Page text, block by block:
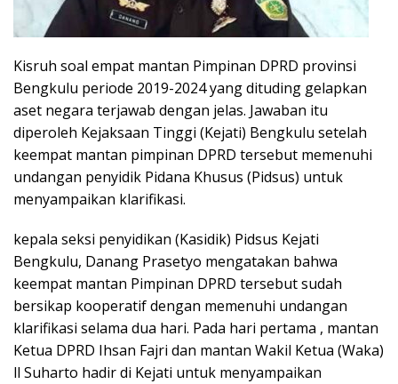
Kisruh soal empat mantan Pimpinan DPRD provinsi
Bengkulu periode 2019-2024 yang dituding gelapkan
aset negara terjawab dengan jelas. Jawaban itu
diperoleh Kejaksaan Tinggi (Kejati) Bengkulu setelah
keempat mantan pimpinan DPRD tersebut memenuhi
undangan penyidik Pidana Khusus (Pidsus) untuk
menyampaikan klarifikasi.
kepala seksi penyidikan (Kasidik) Pidsus Kejati
Bengkulu, Danang Prasetyo mengatakan bahwa
keempat mantan Pimpinan DPRD tersebut sudah
bersikap kooperatif dengan memenuhi undangan
klarifikasi selama dua hari. Pada hari pertama , mantan
Ketua DPRD Ihsan Fajri dan mantan Wakil Ketua (Waka)
ll Suharto hadir di Kejati untuk menyampaikan